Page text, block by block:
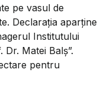
pe vasul de
Declarația aparține
Institutului
Matei Balș”.
pentru